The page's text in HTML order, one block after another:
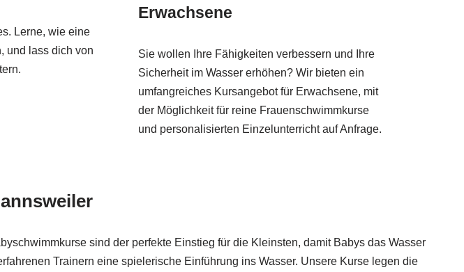
Lerne, wie eine
und lass dich von
Erwachsene
Sie wollen Ihre Fähigkeiten verbessern und Ihre
Sicherheit im Wasser erhöhen? Wir bieten ein
umfangreiches Kursangebot für Erwachsene, mit
der Möglichkeit für reine Frauenschwimmkurse
und personalisierten Einzelunterricht auf Anfrage.
sind der perfekte Einstieg für die Kleinsten, damit Babys das Wasser
Trainern eine spielerische Einführung ins Wasser. Unsere Kurse legen die